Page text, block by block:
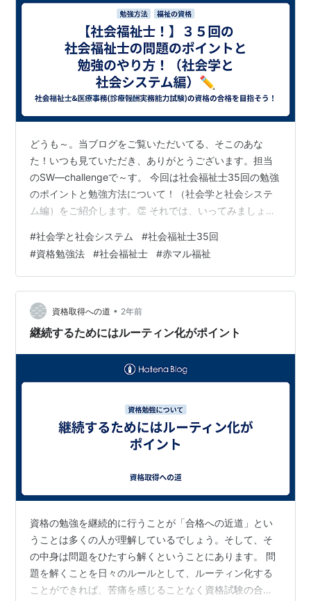
どうも～。当ブログをご覧いただいてる、そこのあな
た！いつも見ていただき、ありがとうございます。担当
のSW―challengeで～す。 今回は社会福祉士35回の勉強
のポイントと勉強方法について！（社会学と社会システ
ム編）をご紹介します。👏 それでは、いってみましょ
目！📝 ポイントと問題文などについて！ ステップ１（苦
手な方でもここまでは最低わかるように！） ステップ３
（ここまでできたら完璧！） 続いて、2問目！📝 ポイン
トと問題文などについて！ ステップ１（苦手な方でもこ
こまでは最低わかるように！） 続いて、3問目！✏️ ポイ
ント…
#社会学と社会システム #社会福祉士35回
#資格勉強法 #社会福祉士 #赤マル福祉
資格取得への道 • 2年前
継続するためにはルーティン化がポイント
資格の勉強を継続的に行うことが「合格への近道」とい
うことは多くの人が理解しているでしょう。そして、そ
の中身は問題をひたすら解くということにあります。 問
題を解くことを日々のルールとして、ルーティン化する
ことができれば、苦痛を感じることなく資格試験の合格